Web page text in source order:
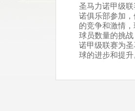
圣马力诺甲级
诺俱乐部参加
的竞争和激情
球员数量的挑
诺甲级联赛为
球的进步和提升